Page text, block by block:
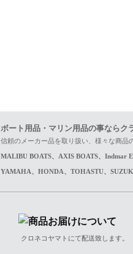
ボート用品・マリン用品の事ならク
信頼のメーカー品を取り扱い、様々な商品
MALIBU BOATS、AXIS BOATS、Indmar
YAMAHA、HONDA、TOHASTU、
クロネコヤマトにて配送致します。